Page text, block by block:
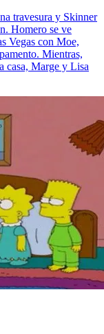
travesura y Skinner
Homero se ve
Vegas con Moe,
Mientras,
casa, Marge y Lisa